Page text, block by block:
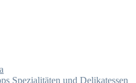
Spezialitäten und Delikatessen